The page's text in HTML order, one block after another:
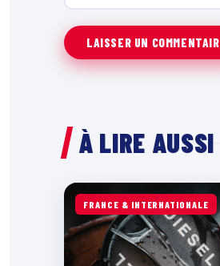
À LIRE AUSSI
FRANCE & INTERNATIONALE